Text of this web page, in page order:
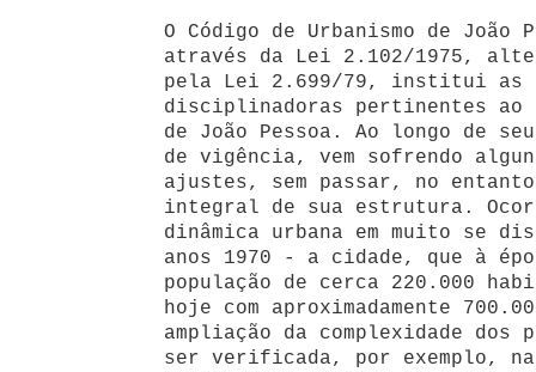
O Código de Urbanismo de João
através da Lei 2.102/1975,
pela Lei 2.699/79, institui as
disciplinadoras pertinentes ao
de João Pessoa. Ao longo de
de vigência, vem sofrendo
ajustes, sem passar, no
integral de sua estrutura.
dinâmica urbana em muito se
anos 1970 - a cidade, que à
população de cerca 220.000
hoje com aproximadamente
ampliação da complexidade dos
ser verificada, por exemplo, na